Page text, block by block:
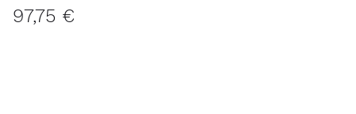
97,75 €